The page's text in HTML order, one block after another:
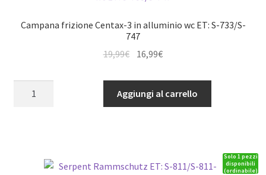
Campana frizione Centax-3 in alluminio wc ET: S-733/S-
747
19,99€
originale
era:
16,99€Il
attuale
è:
alluminio
Aggiungi al carrello
Solo 1 pezzi
disponibili
(ordinabile)